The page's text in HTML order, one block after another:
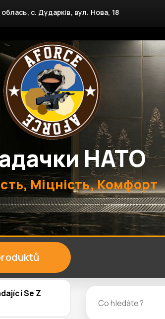
с. Дударків, вул. Нова, 18
НАТО
Міцність, Комфорт
Se Z